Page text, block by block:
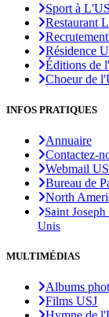
Sport à
Restaurant
Résidence
Éditions de
Choeur de
INFOS PRATIQUES
Annuaire
Contactez-
Webmail
Bureau de
North
Saint
Unis
MULTIMÉDIAS
Albums
Films USJ